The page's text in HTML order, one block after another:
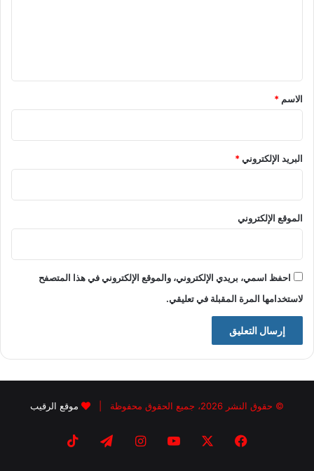
*
الاسم *
البريد الإلكتروني*
الموقع الإلكتروني
احفظ اسمي، بريدي الإلكتروني، والموقع الإلكتروني في هذا المتصفح
لاستخدامها المرة المقبلة في تعليقي.
© حقوق النشر 2026، جميع الحقوق محفوظة | موقع الرقيب
فيسبوك يوتيوب انستقرام تيلقرام